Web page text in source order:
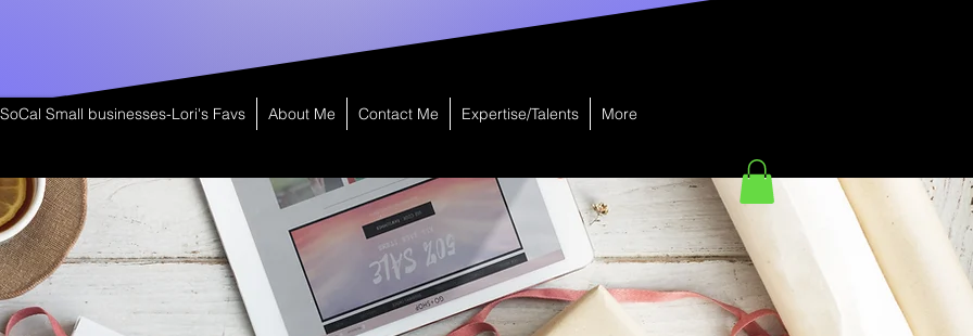
SoCal Small businesses-Lori's Favs About Me Contact Me Expertise/Talents More